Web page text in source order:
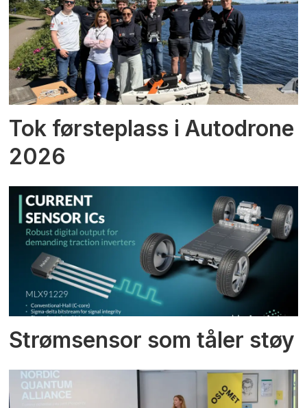
Tok førsteplass i Autodrone
2026
Strømsensor som tåler støy